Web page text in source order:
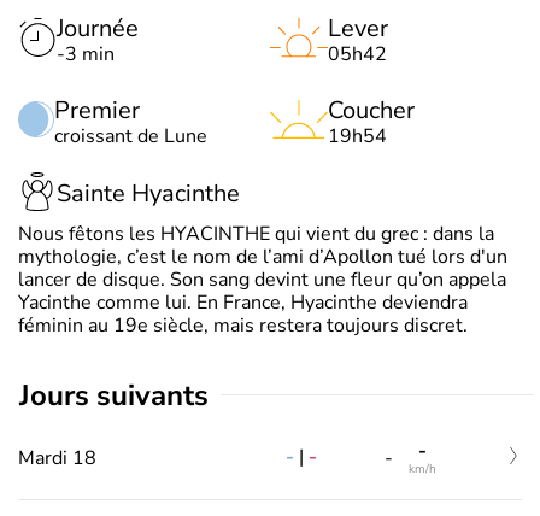
Journée
-3 min
Premier
croissant de Lune
Lever
05h42
Coucher
19h54
Sainte Hyacinthe
Nous fêtons les HYACINTHE qui vient du grec : dans la
mythologie, c’est le nom de l’ami d’Apollon tué lors d'un
lancer de disque. Son sang devint une fleur qu’on appela
Yacinthe comme lui. En France, Hyacinthe deviendra
féminin au 19e siècle, mais restera toujours discret.
jours suivants
Mardi 18 - | - - -
km/h